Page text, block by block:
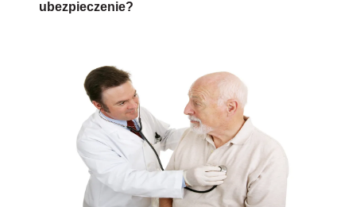
ubezpieczenie?